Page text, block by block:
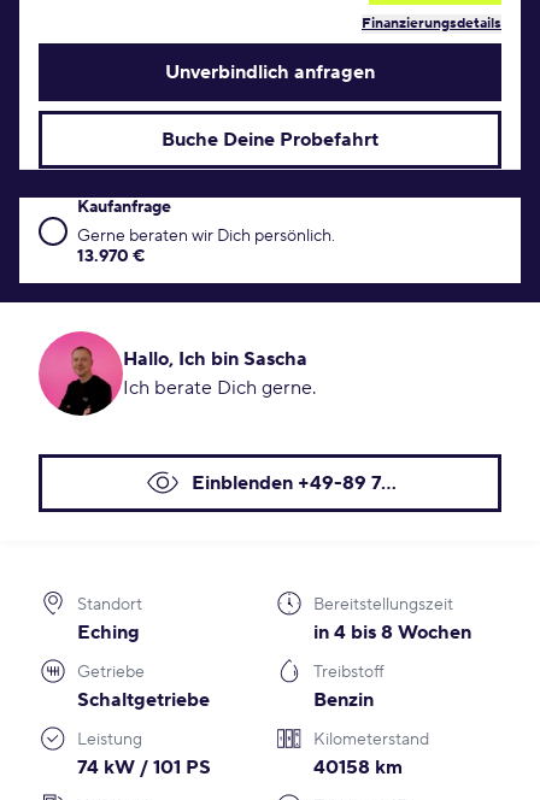
Finanzierungsdetails
Unverbindlich anfragen
Buche Deine Probefahrt
Kaufanfrage Konditionen
Kaufanfrage
Gerne beraten wir Dich persönlich.
13.970 €
Hallo, Ich bin Sascha
Ich berate Dich gerne.
Einblenden +49-89 7...
Standort
Eching
Bereitstellungszeit
in 4 bis 8 Wochen
Getriebe
Schaltgetriebe
Treibstoff
Benzin
Leistung
74 kW / 101 PS
Kilometerstand
40158 km